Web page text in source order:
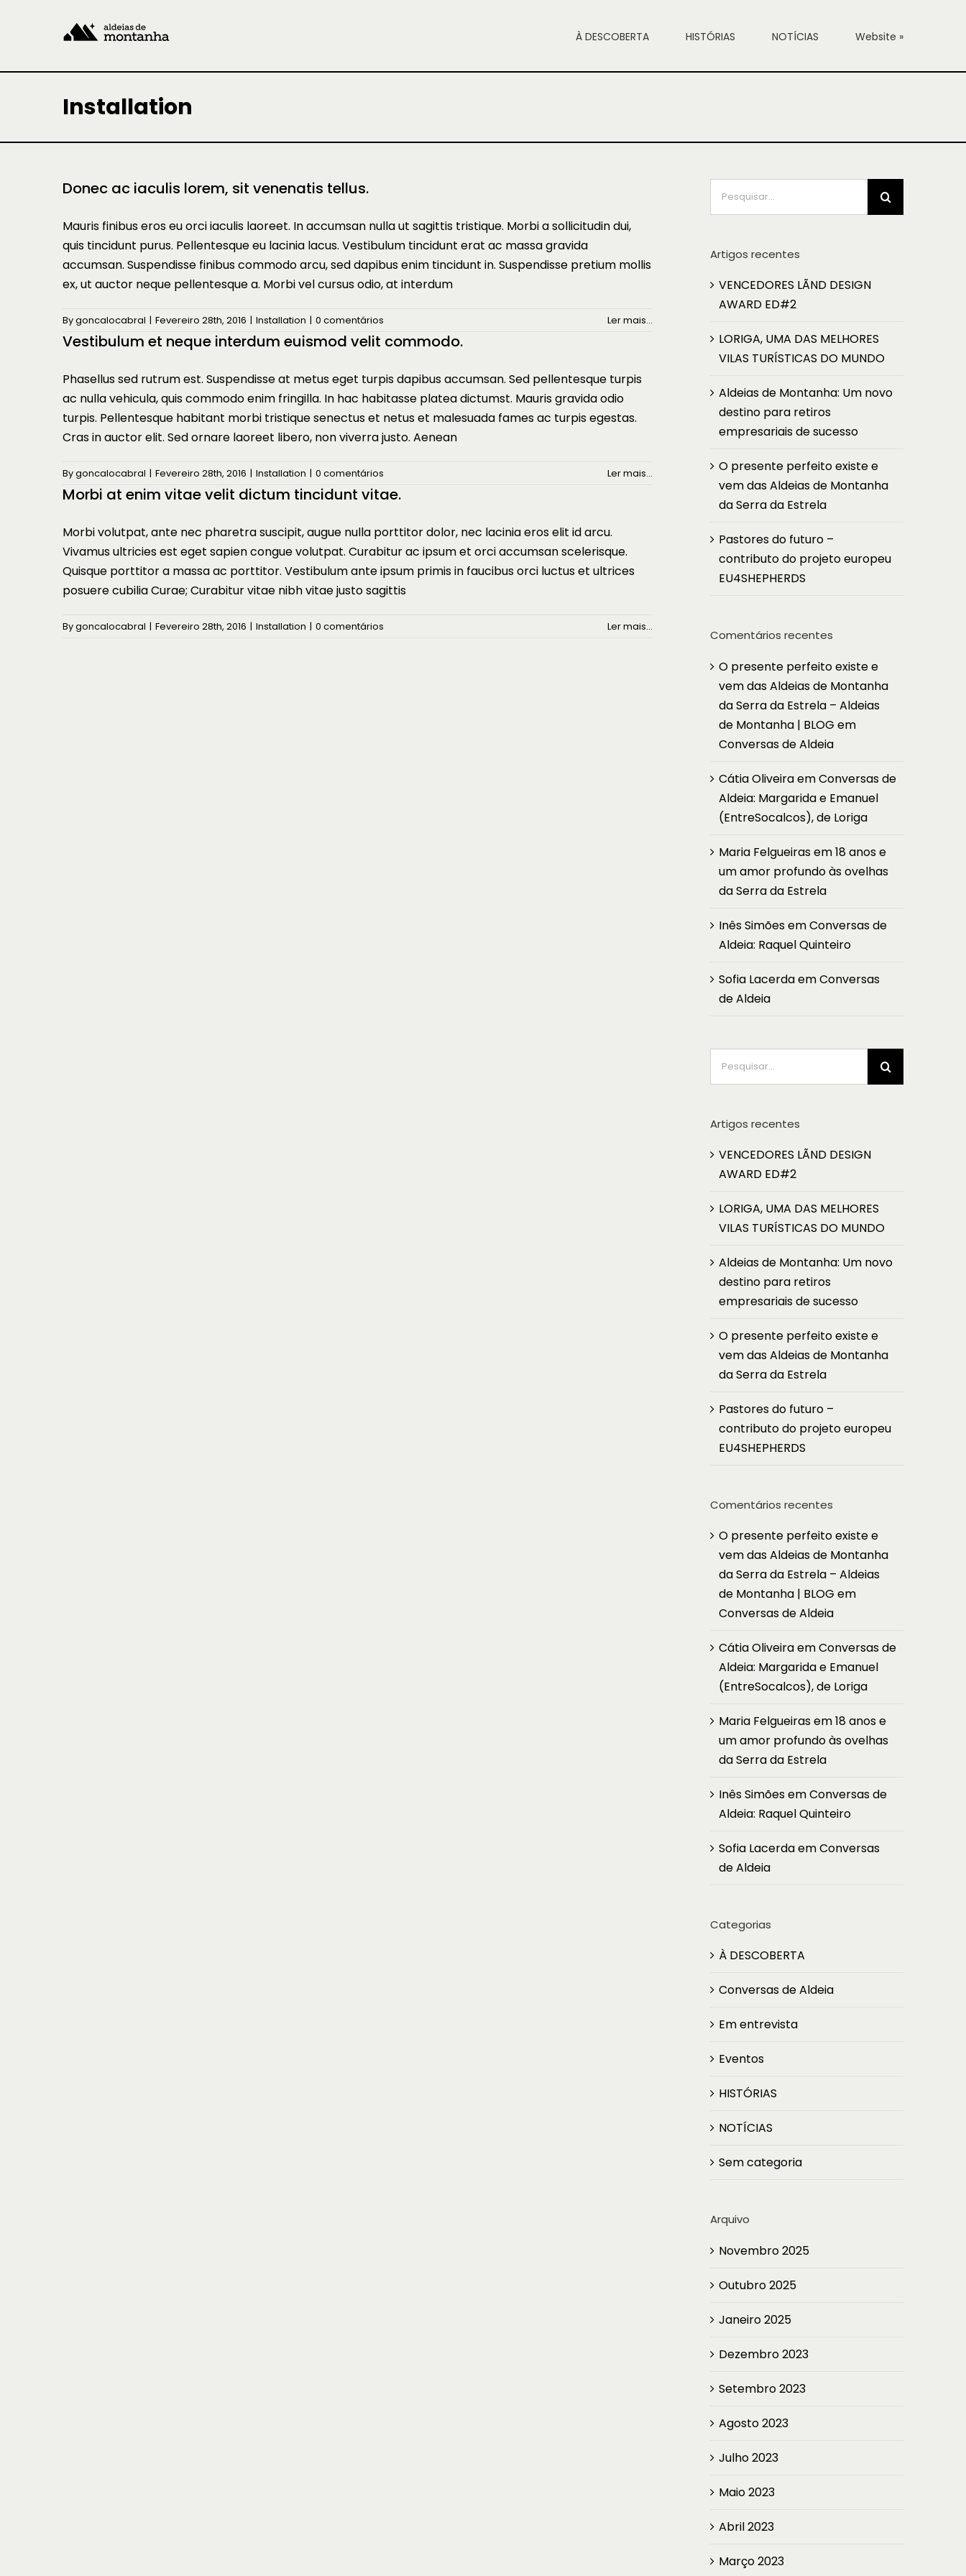
À DESCOBERTA HISTÓRIAS NOTÍCIAS Website »
Installation
Donec ac iaculis lorem, sit venenatis tellus.
Mauris finibus eros eu orci iaculis laoreet. In accumsan nulla ut sagittis tristique. Morbi a sollicitudin dui,
quis tincidunt purus. Pellentesque eu lacinia lacus. Vestibulum tincidunt erat ac massa gravida
accumsan. Suspendisse finibus commodo arcu, sed dapibus enim tincidunt in. Suspendisse pretium mollis
ex, ut auctor neque pellentesque a. Morbi vel cursus odio, at interdum
Bygoncalocabral | Fevereiro 28th, 2016 | Installation | 0 comentários Ler mais...
Vestibulum et neque interdum euismod velit commodo.
Phasellus sed rutrum est. Suspendisse at metus eget turpis dapibus accumsan. Sed pellentesque turpis
ac nulla vehicula, quis commodo enim fringilla. In hac habitasse platea dictumst. Mauris gravida odio
turpis. Pellentesque habitant morbi tristique senectus et netus et malesuada fames ac turpis egestas.
Cras in auctor elit. Sed ornare laoreet libero, non viverra justo. Aenean
Bygoncalocabral | Fevereiro 28th, 2016 | Installation | 0 comentários Ler mais...
Morbi at enim vitae velit dictum tincidunt vitae.
Morbi volutpat, ante nec pharetra suscipit, augue nulla porttitor dolor, nec lacinia eros elit id arcu.
Vivamus ultricies est eget sapien congue volutpat. Curabitur ac ipsum et orci accumsan scelerisque.
Quisque porttitor a massa ac porttitor. Vestibulum ante ipsum primis in faucibus orci luctus et ultrices
posuere cubilia Curae; Curabitur vitae nibh vitae justo sagittis
Bygoncalocabral | Fevereiro 28th, 2016 | Installation | 0 comentários Ler mais...
Artigos recentes
VENCEDORES LÃND DESIGN
AWARD ED#2
LORIGA, UMA DAS MELHORES
VILAS TURÍSTICAS DO MUNDO
Aldeias de Montanha: Um novo
destino para retiros
empresariais de sucesso
O presente perfeito existe e
vem das Aldeias de Montanha
da Serra da Estrela
Pastores do futuro –
contributo do projeto europeu
EU4SHEPHERDS
Comentários recentes
O presente perfeito existe e
vem das Aldeias de Montanha
da Serra da Estrela – Aldeias
de Montanha | BLOG em
Conversas de Aldeia
Cátia OliveiraemConversas de
Aldeia: Margarida e Emanuel
(EntreSocalcos), de Loriga
Maria Felgueirasem18 anos e
um amor profundo às ovelhas
da Serra da Estrela
Inês SimõesemConversas de
Aldeia: Raquel Quinteiro
Sofia LacerdaemConversas
de Aldeia
Artigos recentes
VENCEDORES LÃND DESIGN
AWARD ED#2
LORIGA, UMA DAS MELHORES
VILAS TURÍSTICAS DO MUNDO
Aldeias de Montanha: Um novo
destino para retiros
empresariais de sucesso
O presente perfeito existe e
vem das Aldeias de Montanha
da Serra da Estrela
Pastores do futuro –
contributo do projeto europeu
EU4SHEPHERDS
Comentários recentes
O presente perfeito existe e
vem das Aldeias de Montanha
da Serra da Estrela – Aldeias
de Montanha | BLOG em
Conversas de Aldeia
Cátia OliveiraemConversas de
Aldeia: Margarida e Emanuel
(EntreSocalcos), de Loriga
Maria Felgueirasem18 anos e
um amor profundo às ovelhas
da Serra da Estrela
Inês SimõesemConversas de
Aldeia: Raquel Quinteiro
Sofia LacerdaemConversas
de Aldeia
Categorias
À DESCOBERTA
Conversas de Aldeia
Em entrevista
Eventos
HISTÓRIAS
NOTÍCIAS
Sem categoria
Arquivo
Novembro 2025
Outubro 2025
Janeiro 2025
Dezembro 2023
Setembro 2023
Agosto 2023
Julho 2023
Maio 2023
Abril 2023
Março 2023